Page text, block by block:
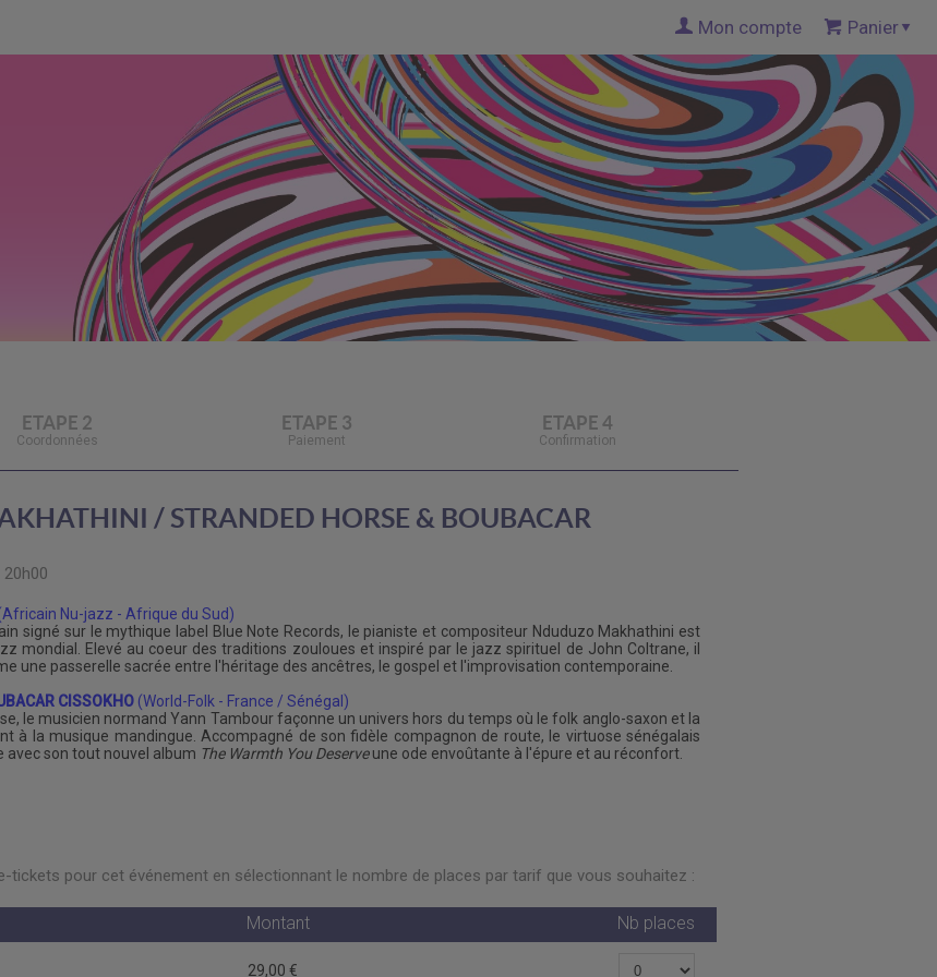
Panier
Mon compte
ETAPE 2
Coordonnées
ETAPE 3
Paiement
ETAPE 4
Confirmation
/ STRANDED HORSE & BOUBACAR
Nu-jazz - Afrique du Sud)
signé sur le mythique label Blue Note Records, le pianiste et compositeur Nduduzo Makhathini est
mondial. Elevé au coeur des traditions zouloues et inspiré par le jazz spirituel de John Coltrane, il
une passerelle sacrée entre l'héritage des ancêtres, le gospel et l'improvisation contemporaine.
CISSOKHO (World-Folk - France / Sénégal)
le musicien normand Yann Tambour façonne un univers hors du temps où le folk anglo-saxon et la
à la musique mandingue. Accompagné de son fidèle compagnon de route, le virtuose sénégalais
avec son tout nouvel album The Warmth You Deserveune ode envoûtante à l'épure et au réconfort.
tickets pour cet événement en sélectionnant le nombre de places par tarif que vous souhaitez :
Montant Nb places
29,00